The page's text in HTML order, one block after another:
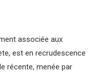
associée aux
est en recrudescence
récente, menée par